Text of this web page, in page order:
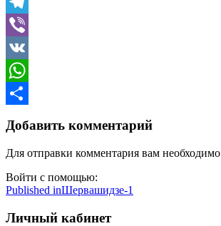
Telegram
Viber
VK
WhatsApp
Добавить комментарий
Для отправки комментария вам необходимо
Войти с помощью:
Навигация
по
Published inШервашидзе-1
Личный кабинет